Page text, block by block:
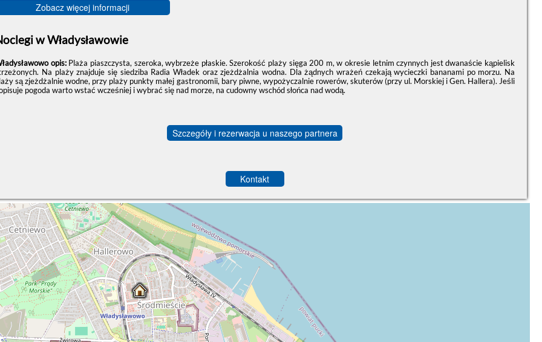
Zobacz więcej informacji
w Władysławowie
opis: Plaża piaszczysta, szeroka, wybrzeże płaskie. Szerokość plaży sięga 200 m, w okresie letnim czynnych jest dwanaście kąpielisk
Na plaży znajduje się siedziba Radia Władek oraz zjeżdżalnia wodna. Dla żądnych wrażeń czekają wycieczki bananami po morzu. Na
są zjeżdżalnie wodne, przy plaży punkty małej gastronomii, bary piwne, wypożyczalnie rowerów, skuterów (przy ul. Morskiej i Gen. Hallera). Jeśli
pogoda warto wstać wcześniej i wybrać się nad morze, na cudowny wschód słońca nad wodą.
Szczegóły i rezerwacja u naszego partnera
Kontakt